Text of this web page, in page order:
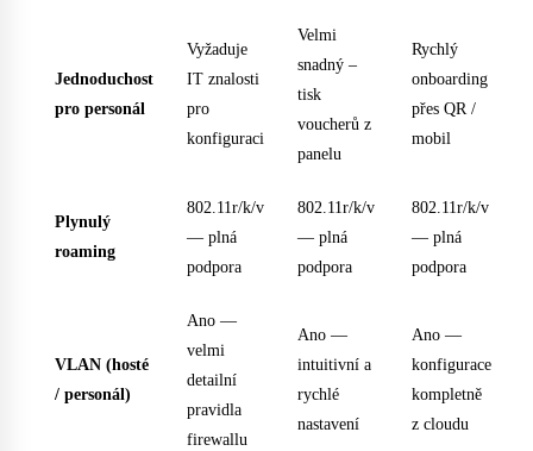
Jednoduchost
pro personál
Vyžaduje
IT znalosti
pro
konfiguraci
Velmi
snadný –
tisk
voucherů z
panelu
Rychlý
onboarding
přes QR /
mobil
Plynulý
roaming
802.11r/k/v
— plná
podpora
802.11r/k/v
— plná
podpora
802.11r/k/v
— plná
podpora
VLAN (hosté
/ personál)
Ano —
velmi
detailní
pravidla
firewallu
Ano —
intuitivní a
rychlé
nastavení
Ano —
konfigurace
kompletně
z cloudu